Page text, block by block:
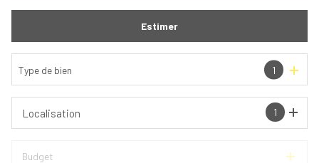
Estimer
Type de bien 1
1
Localisation
Budget